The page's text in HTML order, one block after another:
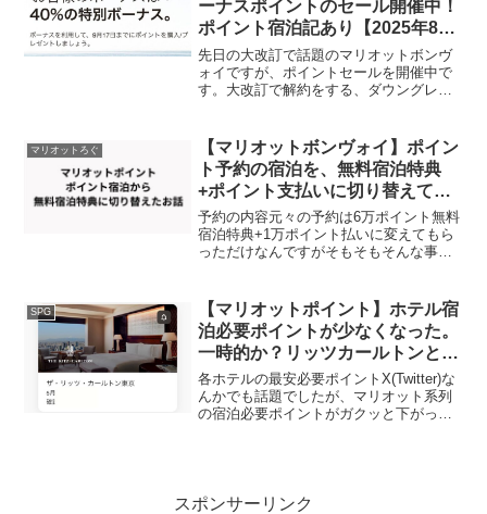
ーナスポイントのセール開催中！
ポイント宿泊記あり【2025年8
月〜】
先日の大改訂で話題のマリオットボンヴ
ォイですが、ポイントセールを開催中で
す。大改訂で解約をする、ダウングレー
っていきたいカードの一つかと思いま
す。(年会費が10万円以上...
マリオットろぐ
【マリオットボンヴォイ】ポイン
ト予約の宿泊を、無料宿泊特典
+ポイント支払いに切り替えても
らったお話
予約の内容元々の予約は6万ポイント無料
宿泊特典+1万ポイント払いに変えてもら
っただけなんですがそもそもそんな事で
イント払いへの切替は電話で通常通りマ
リオットボンヴォイ...
SPG
【マリオットポイント】ホテル宿
泊必要ポイントが少なくなった。
一時的か？リッツカールトンとメ
ズムを予約
各ホテルの最安必要ポイントX(Twitter)な
んかでも話題でしたが、マリオット系列
の宿泊必要ポイントがガクッと下がって
スポンサーリンク